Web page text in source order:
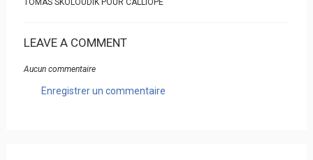
TOMAS SKOLOUDIK POUR CALLIOPE
LEAVE A COMMENT
Aucun commentaire
Enregistrer un commentaire